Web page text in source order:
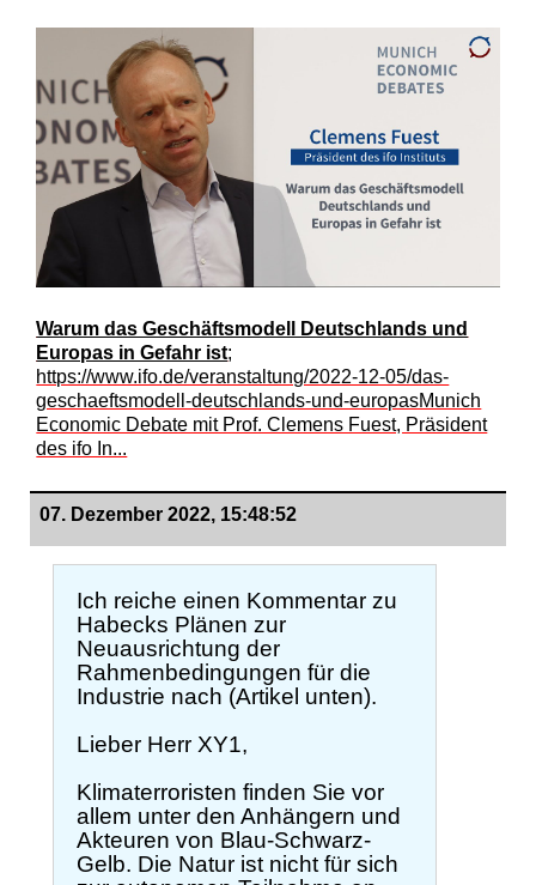
Warum das Geschäftsmodell Deutschlands und
Europas in Gefahr ist;
https://www.ifo.de/veranstaltung/2022-12-05/das-
geschaeftsmodell-deutschlands-und-europasMunich
Economic Debate mit Prof. Clemens Fuest, Präsident
des ifo In...
07. Dezember 2022, 15:48:52
Ich reiche einen Kommentar zu
Habecks Plänen zur
Neuausrichtung der
Rahmenbedingungen für die
Industrie nach (Artikel unten).
Lieber Herr XY1,
Klimaterroristen finden Sie vor
allem unter den Anhängern und
Akteuren von Blau-Schwarz-
Gelb. Die Natur ist nicht für sich